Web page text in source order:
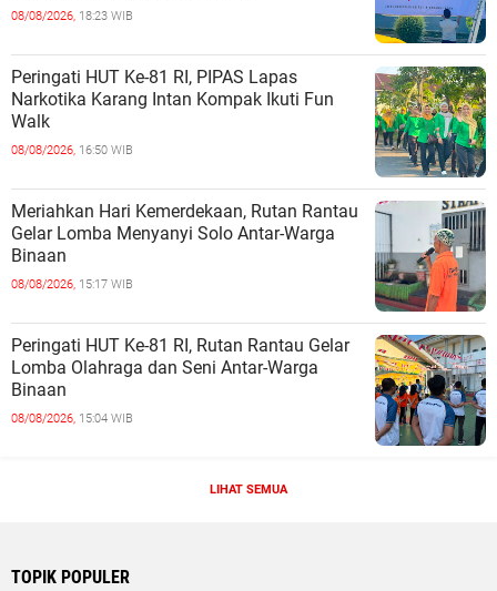
08/08/2026, 18:23 WIB
Peringati HUT Ke-81 RI, PIPAS Lapas
Narkotika Karang Intan Kompak Ikuti Fun
Walk
08/08/2026, 16:50 WIB
Meriahkan Hari Kemerdekaan, Rutan Rantau
Gelar Lomba Menyanyi Solo Antar-Warga
Binaan
08/08/2026, 15:17 WIB
Peringati HUT Ke-81 RI, Rutan Rantau Gelar
Lomba Olahraga dan Seni Antar-Warga
Binaan
08/08/2026, 15:04 WIB
LIHAT SEMUA
TOPIK POPULER